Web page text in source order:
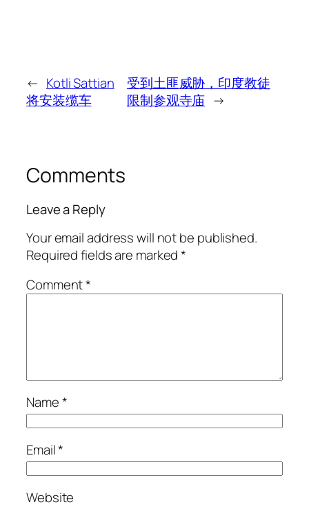
← Kotli Sattian
将安装缆车
受到土匪威胁，印度教徒
限制参观寺庙 →
Comments
Leave a Reply
Your email address will not be published.
Required fields are marked*
Comment*
Name*
Email*
Website